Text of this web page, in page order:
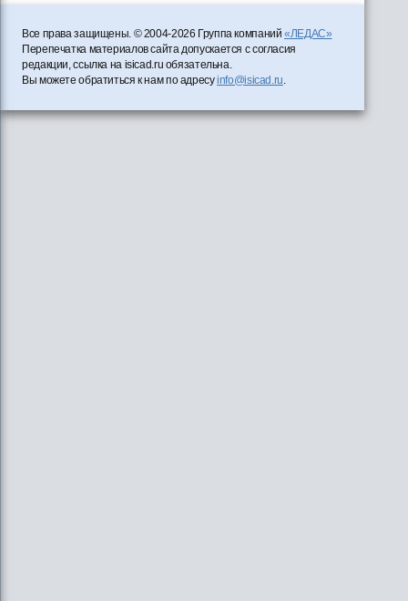
Все права защищены. © 2004-2026 Группа компаний«ЛЕДАС»
Перепечатка материалов сайта допускается с согласия
редакции, ссылка на isicad.ru обязательна.
Вы можете обратиться к нам по адресуinfo@isicad.ru.